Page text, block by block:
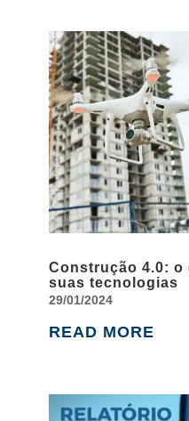
Construção 4.0: o
suas tecnologias
29/01/2024
READ MORE